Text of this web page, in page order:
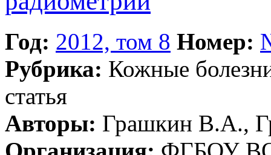
Год: 2012, том 8 Номер:
Рубрика: Кожные
статья
Авторы: Грашкин В.А.,